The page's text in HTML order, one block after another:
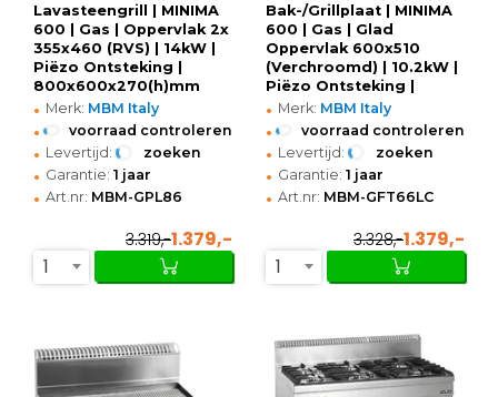
Lavasteengrill | MINIMA
600 | Gas | Oppervlak 2x
355x460 (RVS) | 14kW |
Piëzo Ontsteking |
800x600x270(h)mm
• Merk: MBM Italy
• voorraad controleren
• Levertijd: zoeken
• Garantie: 1 jaar
• Art.nr: MBM-GPL86
3.319,-1.379,-
1
Bak-/Grillplaat | MINIMA
600 | Gas | Glad
Oppervlak 600x510
(Verchroomd) | 10.2kW |
Piëzo Ontsteking |
600x600x270(h)mm
• Merk: MBM Italy
• voorraad controleren
• Levertijd: zoeken
• Garantie: 1 jaar
• Art.nr: MBM-GFT66LC
3.328,-1.379,-
1